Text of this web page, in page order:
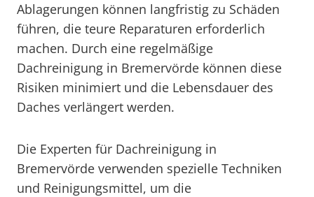
Ablagerungen können langfristig zu Schäden
führen, die teure Reparaturen erforderlich
machen. Durch eine regelmäßige
Dachreinigung in Bremervörde können diese
Risiken minimiert und die Lebensdauer des
Daches verlängert werden.
Die Experten für Dachreinigung in
Bremervörde verwenden spezielle Techniken
und Reinigungsmittel, um die